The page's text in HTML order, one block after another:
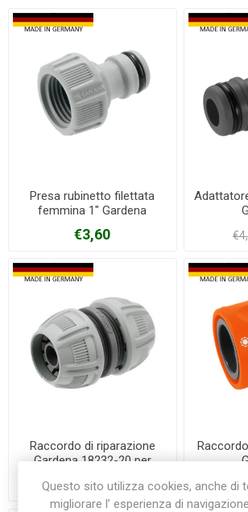
Presa rubinetto filettata
femmina 1" Gardena
€3,60
Raccordo di riparazione
Gardena 18232-20 per
€5,30
Questo sito utilizza cookies, anche di
migliorare l’ esperienza di